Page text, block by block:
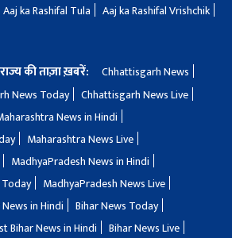
Aaj ka Rashifal Tula
Aaj ka Rashifal Vrishchik
की ताज़ा ख़बरें:
Chhattisgarh News
News Today
Chhattisgarh News Live
News in Hindi
Maharashtra News Live
MadhyaPradesh News in Hindi
MadhyaPradesh News Live
in Hindi
Bihar News Today
Bihar News in Hindi Bihar News Live